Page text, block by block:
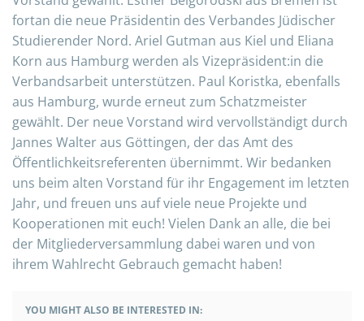
fortan die neue Präsidentin des Verbandes Jüdischer
Studierender Nord. Ariel Gutman aus Kiel und Eliana
Korn aus Hamburg werden als Vizepräsident:in die
Verbandsarbeit unterstützen. Paul Koristka, ebenfalls
aus Hamburg, wurde erneut zum Schatzmeister
gewählt. Der neue Vorstand wird vervollständigt durch
Jannes Walter aus Göttingen, der das Amt des
Öffentlichkeitsreferenten übernimmt. Wir bedanken
uns beim alten Vorstand für ihr Engagement im letzten
Jahr, und freuen uns auf viele neue Projekte und
Kooperationen mit euch! Vielen Dank an alle, die bei
der Mitgliederversammlung dabei waren und von
ihrem Wahlrecht Gebrauch gemacht haben!
YOU MIGHT ALSO BE INTERESTED IN: